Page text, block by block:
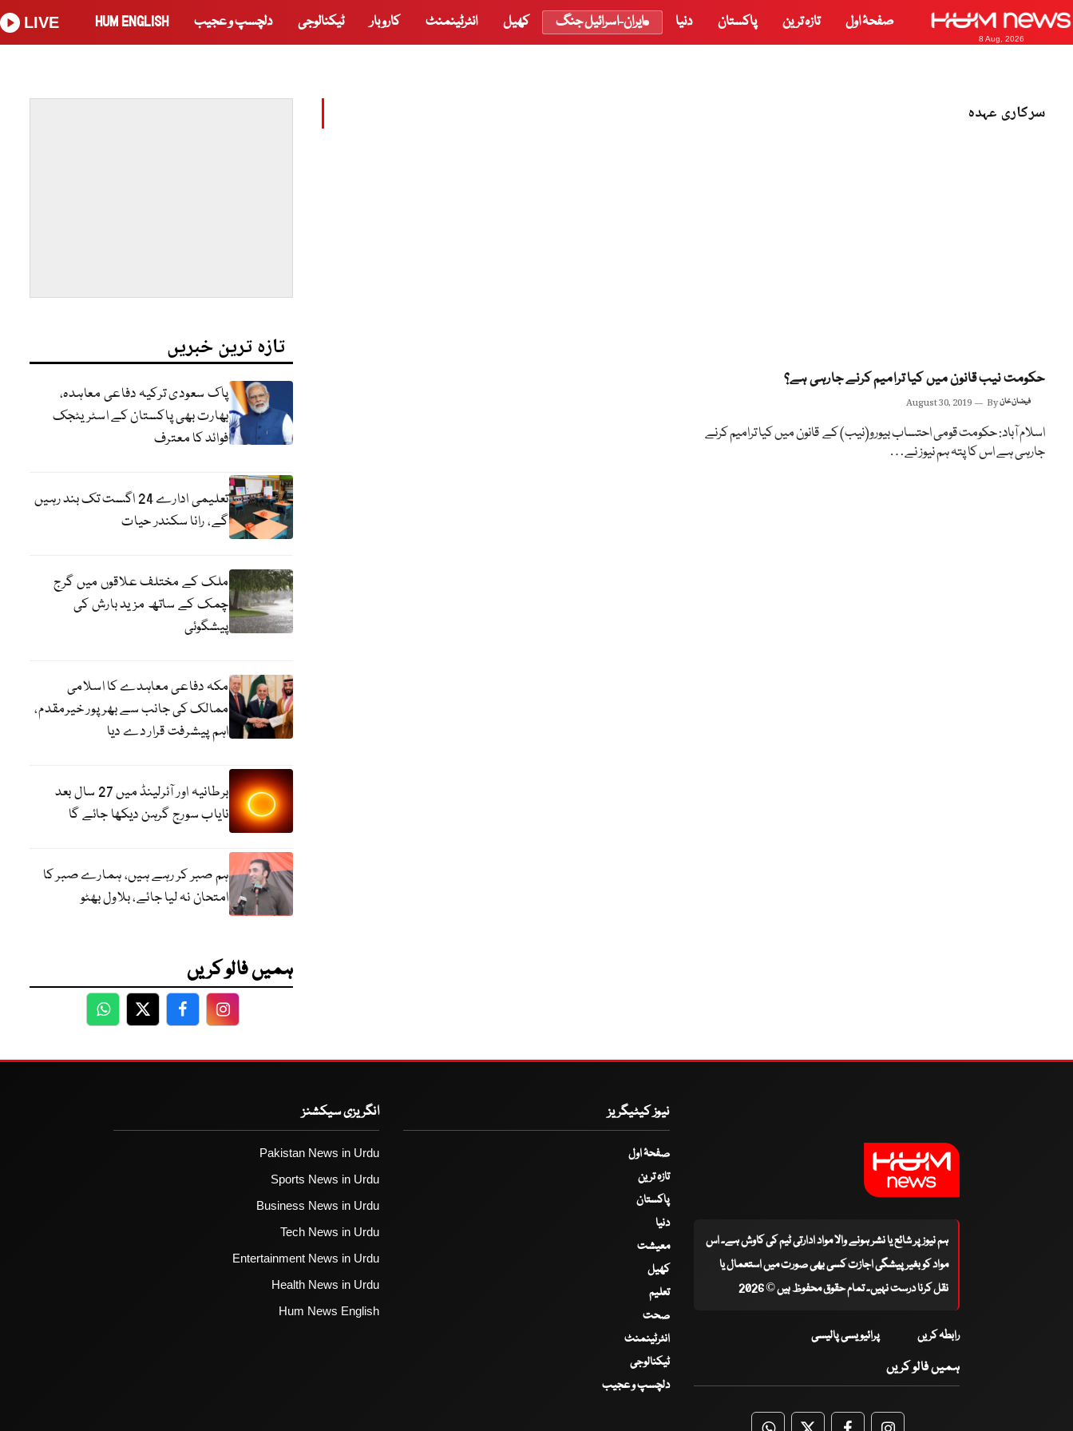
8 Aug, 2026
صفحۂ اول تازہ ترین پاکستان دنیا ایران-اسرائیل جنگ کھیل انٹرٹینمنٹ کاروبار ٹیکنالوجی دلچسپ و عجیب HUM ENGLISH
LIVE
سرکاری عہدہ
حکومت نیب قانون میں کیا ترامیم کرنے جارہی ہے؟
August 30, 2019 Byفیضان خان
اسلام آباد: حکومت قومی احتساب بیورو(نیب) کے قانون میں کیا ترامیم کرنے
جارہی ہے اس کا پتہ ہم نیوز نے…
تازہ ترین خبریں
پاک سعودی ترکیہ دفاعی معاہدہ،
بھارت بھی پاکستان کے اسٹریٹجک
فوائد کا معترف
تعلیمی ادارے 24 اگست تک بند رہیں
گے، رانا سکندر حیات
ملک کے مختلف علاقوں میں گرج
چمک کے ساتھ مزید بارش کی
پیشگوئی
مکہ دفاعی معاہدے کا اسلامی
ممالک کی جانب سے بھرپور خیرمقدم،
اہم پیشرفت قرار دے دیا
برطانیہ اور آئرلینڈ میں 27 سال بعد
نایاب سورج گرہن دیکھا جائے گا
ہم صبر کر رہے ہیں، ہمارے صبر کا
امتحان نہ لیا جائے، بلاول بھٹو
ہمیں فالو کریں
WhatsApp
TwitterFacebookFacebook
ہم نیوز پر شائع یا نشر ہونے والا مواد ادارتی ٹیم کی کاوش ہے۔ اس
مواد کو بغیر پیشگی اجازت کسی بھی صورت میں استعمال یا
نقل کرنا درست نہیں۔ تمام حقوق محفوظ ہیں © 2026
رابطہ کریں پرائیویسی پالیسی
ہمیں فالو کریں
نیوز کیٹیگریز
صفحۂ اول
تازہ ترین
پاکستان
دنیا
معیشت
کھیل
تعلیم
صحت
انٹرٹینمنٹ
ٹیکنالوجی
دلچسپ و عجیب
انگریزی سیکشنز
Pakistan News in Urdu
Sports News in Urdu
Business News in Urdu
Tech News in Urdu
Entertainment News in Urdu
Health News in Urdu
Hum News English